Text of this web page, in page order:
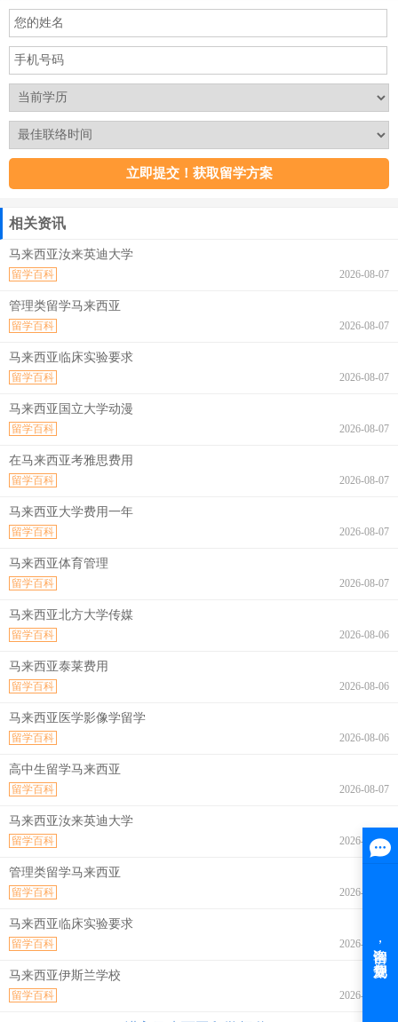
相关资讯
马来西亚汝来英迪大学
2026-08-07
留学百科
管理类留学马来西亚
2026-08-07
留学百科
马来西亚临床实验要求
2026-08-07
留学百科
马来西亚国立大学动漫
2026-08-07
留学百科
在马来西亚考雅思费用
2026-08-07
留学百科
马来西亚大学费用一年
2026-08-07
留学百科
马来西亚体育管理
2026-08-07
留学百科
马来西亚北方大学传媒
2026-08-06
留学百科
马来西亚泰莱费用
2026-08-06
留学百科
马来西亚医学影像学留学
2026-08-06
留学百科
高中生留学马来西亚
2026-08-07
留学百科
马来西亚汝来英迪大学
2026-08-07
留学百科
管理类留学马来西亚
2026-08-07
留学百科
马来西亚临床实验要求
2026-08-07
留学百科
马来西亚伊斯兰学校
2026-08-07
留学百科